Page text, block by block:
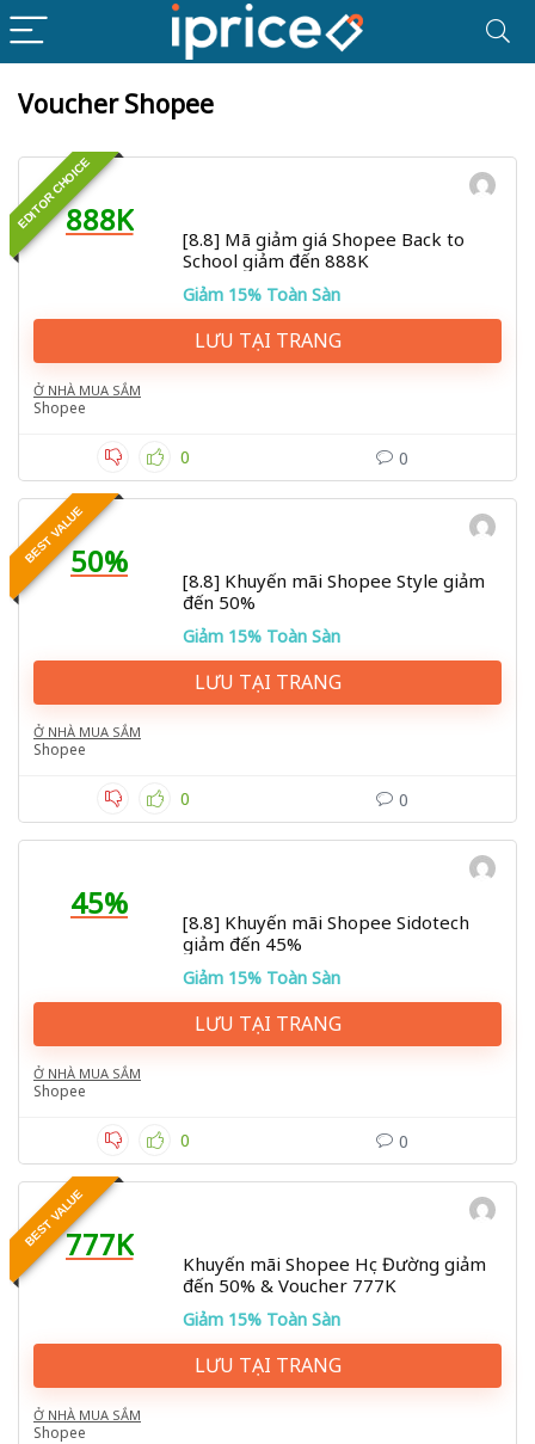
Voucher Shopee
EDITOR CHOICE888K
[8.8] Mã giảm giá Shopee Back to
School giảm đến 888K
Giảm 15% Toàn Sàn
LƯU TẠI TRANG
Ở NHÀ MUA SẮM
Shopee
0 0
BEST VALUE50%
[8.8] Khuyến mãi Shopee Style giảm
đến 50%
Giảm 15% Toàn Sàn
LƯU TẠI TRANG
Ở NHÀ MUA SẮM
Shopee
0 0
45%
[8.8] Khuyến mãi Shopee Sidotech
giảm đến 45%
Giảm 15% Toàn Sàn
LƯU TẠI TRANG
Ở NHÀ MUA SẮM
Shopee
0 0
BEST VALUE777K
Khuyến mãi Shopee Học Đường giảm
đến 50% & Voucher 777K
Giảm 15% Toàn Sàn
LƯU TẠI TRANG
Ở NHÀ MUA SẮM
Shopee